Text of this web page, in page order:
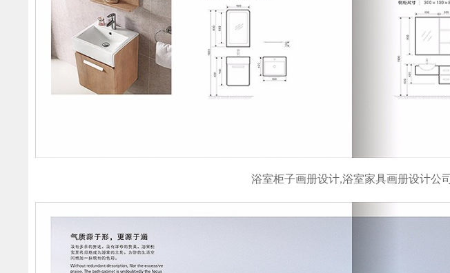
浴室柜子画册设计,浴室家具画册设计公司